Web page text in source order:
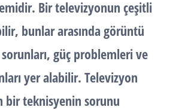
Bir televizyonun çeşitli
bunlar arasında görüntü
güç problemleri ve
yer alabilir. Televizyon
bir teknisyenin sorunu